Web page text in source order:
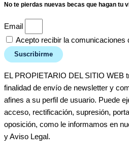
No te pierdas nuevas becas que hagan tu
Email
Acepto recibir la comunicaciones
Suscribirme
EL PROPIETARIO DEL SITIO WEB
finalidad de envío de newsletter y
afines a su perfil de usuario. Puede
acceso, rectificación, supresión,
oposición, como le informamos en
y Aviso Legal.